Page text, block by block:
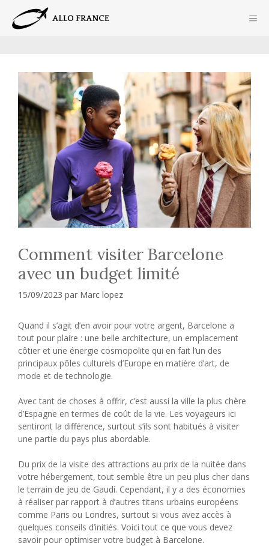
contenu
Comment visiter Barcelone
avec un budget limité
15/09/2023 par Marc lopez
Quand il s’agit d’en avoir pour votre argent, Barcelone a
tout pour plaire : une belle architecture, un emplacement
côtier et une énergie cosmopolite qui en fait l’un des
principaux pôles culturels d’Europe en matière d’art, de
mode et de technologie.
Avec tant de choses à offrir, c’est aussi la ville la plus chère
d’Espagne en termes de coût de la vie. Les voyageurs ici
sentiront la différence, surtout s’ils sont habitués à visiter
une partie du pays plus abordable.
Du prix de la visite des attractions au prix de la nuitée dans
votre hébergement, tout semble être un peu plus cher dans
le terrain de jeu de Gaudí. Cependant, il y a des économies
à réaliser par rapport à d’autres titans urbains européens
comme Paris ou Londres, surtout si vous avez accès à
quelques conseils d’initiés. Voici tout ce que vous devez
savoir pour optimiser votre budget à Barcelone.